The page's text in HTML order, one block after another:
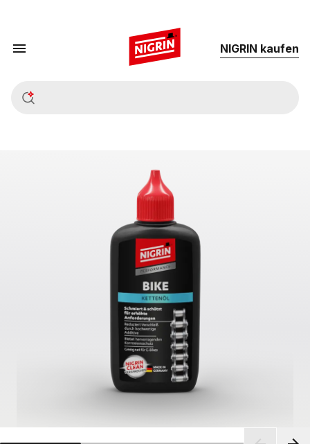
NIG­RIN kau­fen